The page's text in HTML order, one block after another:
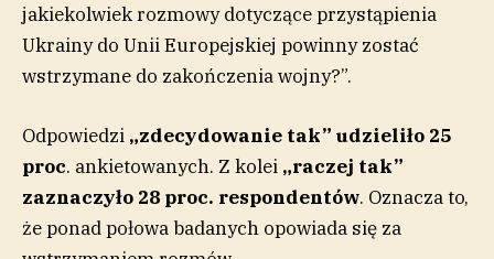
jakiekolwiek rozmowy dotyczące przystąpienia
Ukrainy do Unii Europejskiej powinny zostać
wstrzymane do zakończenia wojny?”.
Odpowiedzi „zdecydowanie tak” udzieliło 25
proc. ankietowanych. Z kolei „raczej tak”
zaznaczyło 28 proc. respondentów. Oznacza to,
że ponad połowa badanych opowiada się za